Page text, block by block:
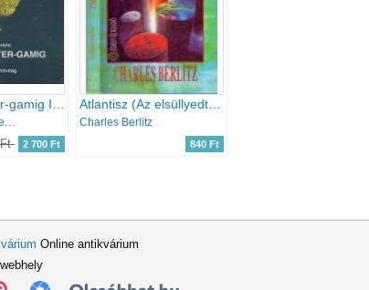
Ft 2 700 Ft
Charles Berlitz
840 Ft
Online antikvárium